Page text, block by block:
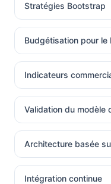
Stratégies Bootstrap
Budgétisation pour le
Indicateurs
Validation du modèle
Architecture basée
Intégration continue